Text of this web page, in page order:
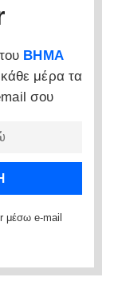
ΒΗΜΑ
μέρα τα
σου
μέσω e-mail